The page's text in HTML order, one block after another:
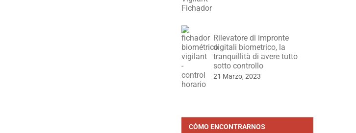
Rilevatore di impronte
digitali biometrico, la
tranquillità di avere tutto
sotto controllo
21 Marzo, 2023
CÓMO ENCONTRARNOS